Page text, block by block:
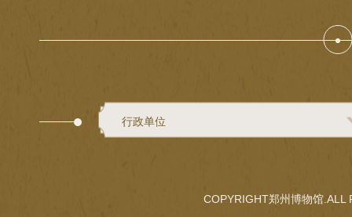
行政单位
COPYRIGHT郑州博物馆.ALL